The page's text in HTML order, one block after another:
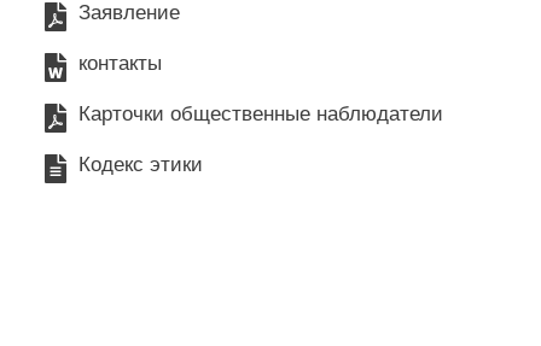
Заявление
контакты
Карточки общественные наблюдатели
Кодекс этики